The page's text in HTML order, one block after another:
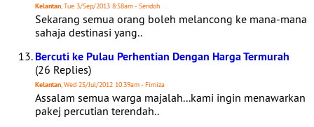
Kelantan, Tue 3/Sep/2013 8:58am - Sendoh
Sekarang semua orang boleh melancong ke mana-mana
sahaja destinasi yang..
Bercuti ke Pulau Perhentian Dengan Harga Termurah
(26 Replies)
Kelantan, Wed 25/Jul/2012 10:39am - Fimiza
Assalam semua warga majalah...kami ingin menawarkan
pakej percutian terendah..